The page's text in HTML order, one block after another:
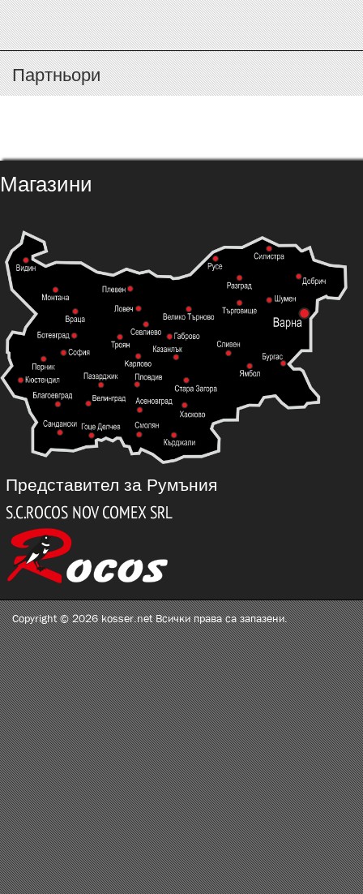
Партньори
Магазини
Представител за Румъния
Copyright © 2026 kosser.net Всички права са запазени.